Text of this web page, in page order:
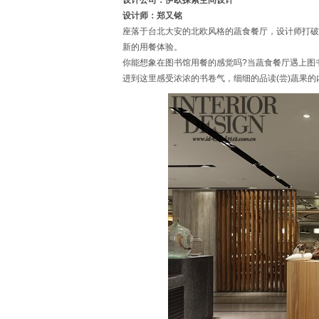
设计师：郑又铭
座落于台北大安的北欧风格的蔬食餐厅，设计师打
新的用餐体验。
你能想象在图书馆用餐的感觉吗?当蔬食餐厅遇上
进到这里感受浓浓的书卷气，细细的品读(尝)蔬果的